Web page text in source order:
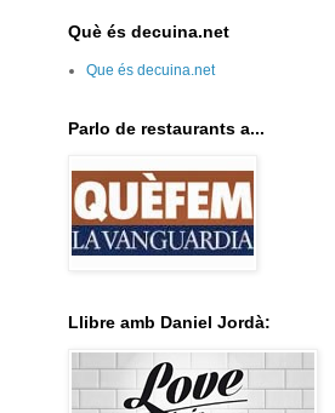
Què és decuina.net
Que és decuina.net
Parlo de restaurants a...
Llibre amb Daniel Jordà: